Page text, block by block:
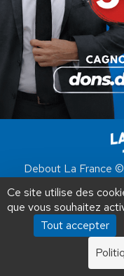
comptes de
indique que la
de 80 millions
Debout La France
JE
ADHÉSION
Ce site utilise des
que vous souhaitez
Tout accepter